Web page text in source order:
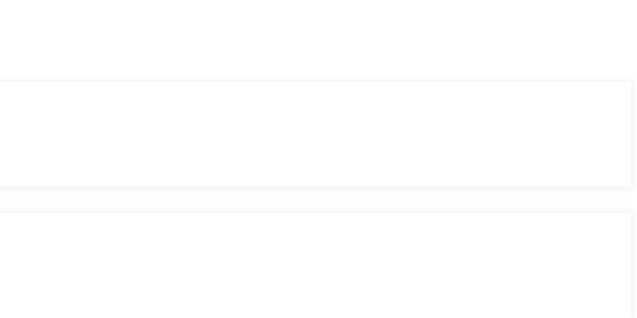
complicações.
do mercado.
e dApps.